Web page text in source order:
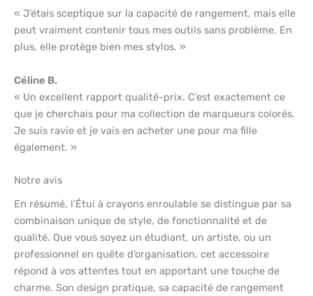
« J’étais sceptique sur la capacité de rangement, mais elle
peut vraiment contenir tous mes outils sans problème. En
plus, elle protège bien mes stylos. »
Céline B.
« Un excellent rapport qualité-prix. C’est exactement ce
que je cherchais pour ma collection de marqueurs colorés.
Je suis ravie et je vais en acheter une pour ma fille
également. »
Notre avis
En résumé, l’Étui à crayons enroulable se distingue par sa
combinaison unique de style, de fonctionnalité et de
qualité. Que vous soyez un étudiant, un artiste, ou un
professionnel en quête d’organisation, cet accessoire
répond à vos attentes tout en apportant une touche de
charme. Son design pratique, sa capacité de rangement